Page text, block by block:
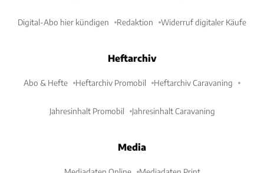
Digital-Abo hier kündigen Redaktion Widerruf digitaler Käufe
Heftarchiv
Abo & Hefte Heftarchiv Promobil Heftarchiv Caravaning
Jahresinhalt Promobil Jahresinhalt Caravaning
Media